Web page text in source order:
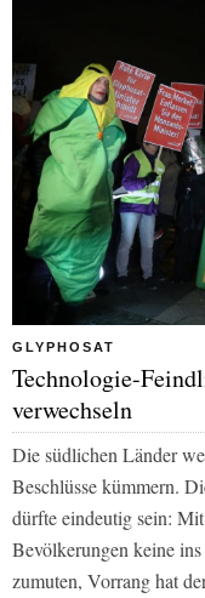
GLYPHOSAT
Technologie-
verwechseln
Die südlichen Länder
Beschlüsse kümmern.
dürfte eindeutig sein:
Bevölkerungen keine
zumuten, Vorrang hat